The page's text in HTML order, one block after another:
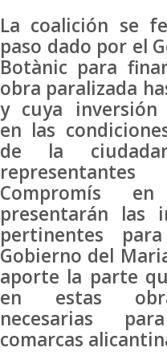
La coalición se
paso dado por el
Botànic para
obra paralizada
y cuya inversión
en las
de la
Compromís
presentarán las
pertinentes
Gobierno del
aporte la parte
en estas
necesarias
comarcas